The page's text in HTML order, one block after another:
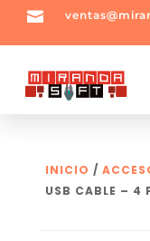

INICIO /
USB CABLE – 4